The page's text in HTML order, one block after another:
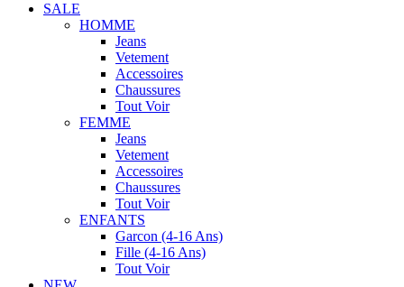
SALE
HOMME
Jeans
Vetement
Accessoires
Chaussures
Tout Voir
FEMME
Jeans
Vetement
Accessoires
Chaussures
Tout Voir
ENFANTS
Garcon (4-16 Ans)
Fille (4-16 Ans)
Tout Voir